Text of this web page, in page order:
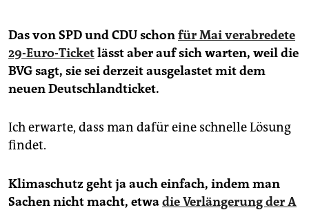
Das von SPD und CDU schonfür Mai verabredete
29-Euro-Ticketlässt aber auf sich warten, weil die
BVG sagt, sie sei derzeit ausgelastet mit dem
neuen Deutschlandticket.
Ich erwarte, dass man dafür eine schnelle Lösung
findet.
Klimaschutz geht ja auch einfach, indem man
Sachen nicht macht, etwadie Verlängerung der A